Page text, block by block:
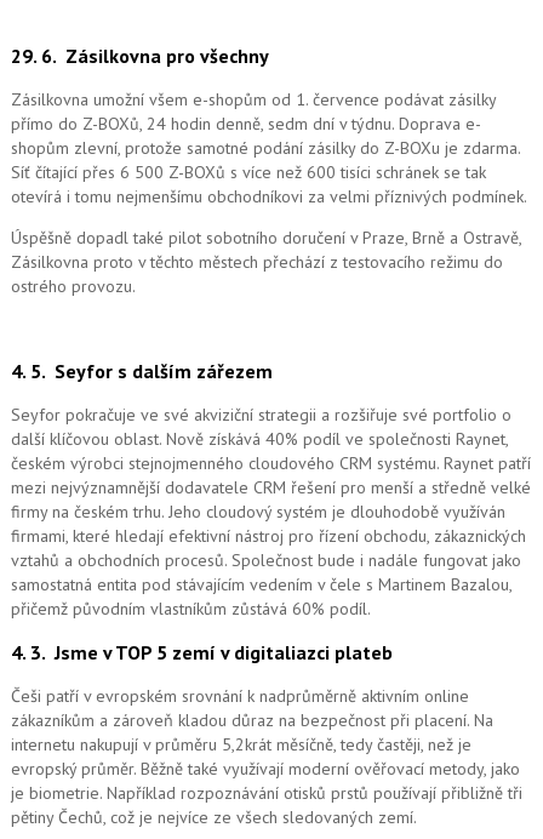
29. 6. Zásilkovna pro všechny
Zásilkovna umožní všem e-shopům od 1. července podávat zásilky
přímo do Z-BOXů, 24 hodin denně, sedm dní v týdnu. Doprava e-
shopům zlevní, protože samotné podání zásilky do Z-BOXu je zdarma.
Síť čítající přes 6 500 Z-BOXů s více než 600 tisíci schránek se tak
otevírá i tomu nejmenšímu obchodníkovi za velmi příznivých podmínek.
Úspěšně dopadl také pilot sobotního doručení v Praze, Brně a Ostravě,
Zásilkovna proto v těchto městech přechází z testovacího režimu do
ostrého provozu.
4. 5. Seyfor s dalším zářezem
Seyfor pokračuje ve své akviziční strategii a rozšiřuje své portfolio o
další klíčovou oblast. Nově získává 40% podíl ve společnosti Raynet,
českém výrobci stejnojmenného cloudového CRM systému. Raynet patří
mezi nejvýznamnější dodavatele CRM řešení pro menší a středně velké
firmy na českém trhu. Jeho cloudový systém je dlouhodobě využíván
firmami, které hledají efektivní nástroj pro řízení obchodu, zákaznických
vztahů a obchodních procesů. Společnost bude i nadále fungovat jako
samostatná entita pod stávajícím vedením v čele s Martinem Bazalou,
přičemž původním vlastníkům zůstává 60% podíl.
4. 3.Jsme v TOP 5 zemí v digitaliazci plateb
Češi patří v evropském srovnání k nadprůměrně aktivním online
zákazníkům a zároveň kladou důraz na bezpečnost při placení. Na
internetu nakupují v průměru 5,2krát měsíčně, tedy častěji, než je
evropský průměr. Běžně také využívají moderní ověřovací metody, jako
je biometrie. Například rozpoznávání otisků prstů používají přibližně tři
pětiny Čechů, což je nejvíce ze všech sledovaných zemí.